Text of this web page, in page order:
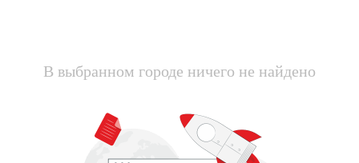
В выбранном городе ничего не найдено